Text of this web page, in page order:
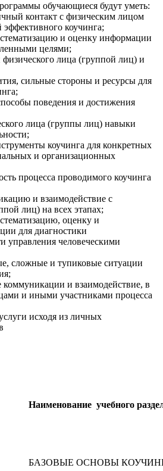
обучающиеся будут уметь:
контакт с физическим лицом
коучинга;
и оценку информации
целями;
физического лица (группой лиц) и
сильные стороны и ресурсы для
поведения и достижения
лица (группы лиц) навыки
коучинга для конкретных
и организационных
процесса проводимого коучинга
и взаимодействие с
лиц) на всех этапах;
оценку и
для диагностики
управления человеческими
сложные и тупиковые ситуации
коммуникации и взаимодействие, в
и иными участниками процесса
исходя из личных
Наименование учебного
БАЗОВЫЕ ОСНОВЫ